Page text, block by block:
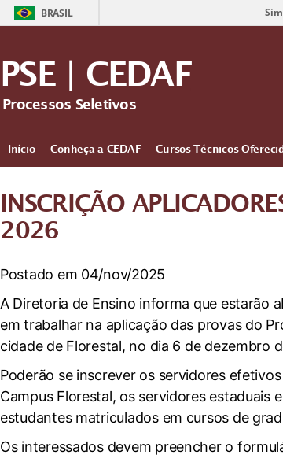
BRASIL
PSE | CEDAF
Processos Seletivos
Início Conheça a CEDAF Cursos Técnicos
INSCRIÇÃO
2026
Postado em 04/nov/2025
A Diretoria de Ensino informa que estarão
em trabalhar na aplicação das provas do
cidade de Florestal, no dia 6 de dezembro
Poderão se inscrever os servidores
Campus Florestal, os servidores estaduais
estudantes matriculados em cursos de
Os interessados devem preencher o